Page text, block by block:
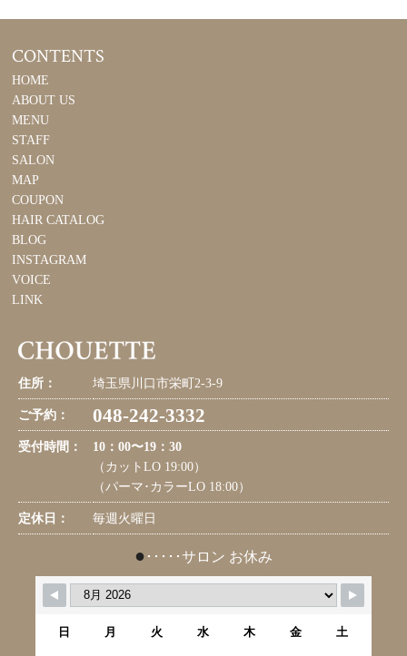
CONTENTS
HOME
ABOUT US
MENU
STAFF
SALON
MAP
COUPON
HAIR CATALOG
BLOG
INSTAGRAM
VOICE
LINK
住所： 埼玉県川口市栄町2-3-9
ご予約： 048-242-3332
受付時間：
10：00〜19：30
（カットLO 19:00）
（パーマ･カラーLO 18:00）
定休日： 毎週火曜日
● ･････サロン お休み
日 月 火 水 木 金 土